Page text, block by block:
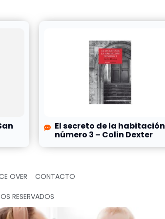
El secreto de la habitación
número 3 – Colin Dexter
OVER CONTACTO
RESERVADOS